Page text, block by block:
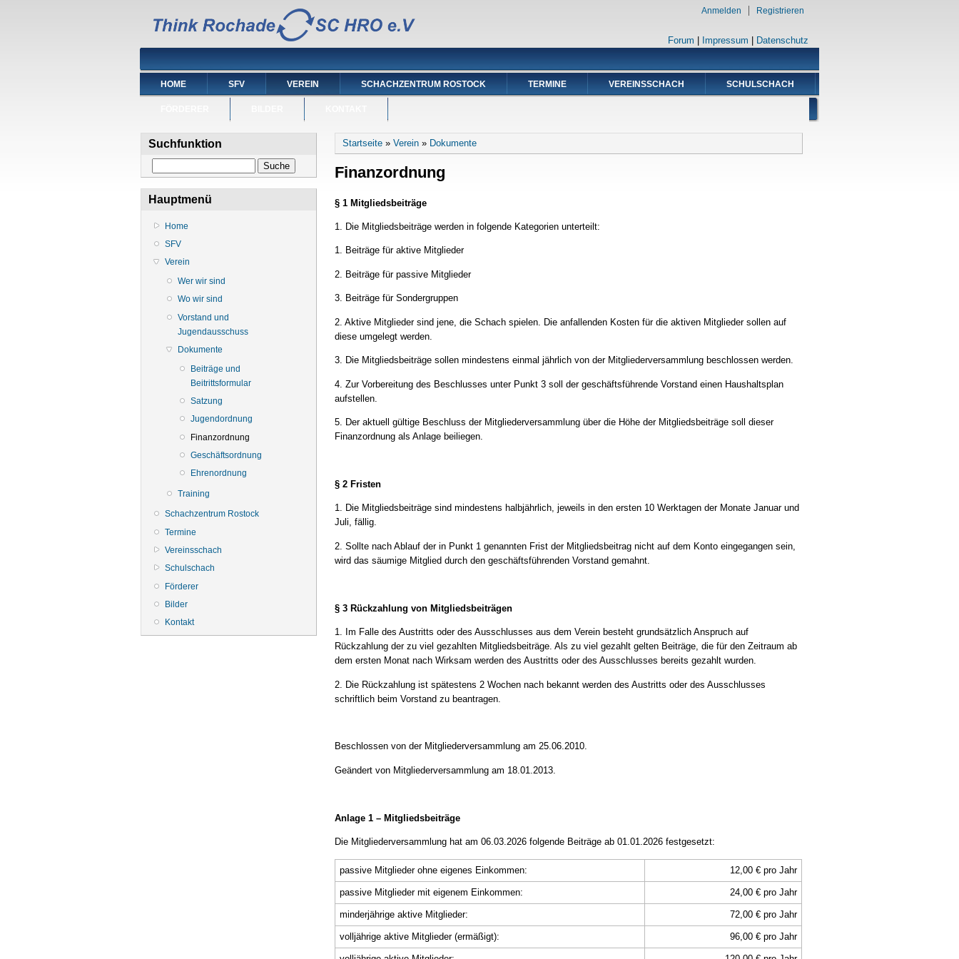
Forum Impressum Datenschutz
Anmelden Registrieren
HOME SFV VEREIN SCHACHZENTRUM ROSTOCK TERMINE VEREINSSCHACH SCHULSCHACH
Suchfunktion
Hauptmenü
Home
SFV
Verein
Wer wir sind
Wo wir sind
Vorstand und
Jugendausschuss
Dokumente
Beiträge und
Beitrittsformular
Satzung
Jugendordnung
Finanzordnung
Geschäftsordnung
Ehrenordnung
Training
Schachzentrum Rostock
Termine
Vereinsschach
Schulschach
Förderer
Bilder
Kontakt
Sie sind hier
Startseite » Verein » Dokumente
Finanzordnung
§ 1 Mitgliedsbeiträge
1. Die Mitgliedsbeiträge werden in folgende Kategorien unterteilt:
1. Beiträge für aktive Mitglieder
2. Beiträge für passive Mitglieder
3. Beiträge für Sondergruppen
2. Aktive Mitglieder sind jene, die Schach spielen. Die anfallenden Kosten für die aktiven Mitglieder sollen auf
diese umgelegt werden.
3. Die Mitgliedsbeiträge sollen mindestens einmal jährlich von der Mitgliederversammlung beschlossen werden.
4. Zur Vorbereitung des Beschlusses unter Punkt 3 soll der geschäftsführende Vorstand einen Haushaltsplan
aufstellen.
5. Der aktuell gültige Beschluss der Mitgliederversammlung über die Höhe der Mitgliedsbeiträge soll dieser
Finanzordnung als Anlage beiliegen.
§ 2 Fristen
1. Die Mitgliedsbeiträge sind mindestens halbjährlich, jeweils in den ersten 10 Werktagen der Monate Januar und
Juli, fällig.
2. Sollte nach Ablauf der in Punkt 1 genannten Frist der Mitgliedsbeitrag nicht auf dem Konto eingegangen sein,
wird das säumige Mitglied durch den geschäftsführenden Vorstand gemahnt.
§ 3 Rückzahlung von Mitgliedsbeiträgen
1. Im Falle des Austritts oder des Ausschlusses aus dem Verein besteht grundsätzlich Anspruch auf
Rückzahlung der zu viel gezahlten Mitgliedsbeiträge. Als zu viel gezahlt gelten Beiträge, die für den Zeitraum ab
dem ersten Monat nach Wirksam werden des Austritts oder des Ausschlusses bereits gezahlt wurden.
2. Die Rückzahlung ist spätestens 2 Wochen nach bekannt werden des Austritts oder des Ausschlusses
schriftlich beim Vorstand zu beantragen.
Beschlossen von der Mitgliederversammlung am 25.06.2010.
Geändert von Mitgliederversammlung am 18.01.2013.
Anlage 1 – Mitgliedsbeiträge
Die Mitgliederversammlung hat am 06.03.2026 folgende Beiträge ab 01.01.2026 festgesetzt:
passive Mitglieder ohne eigenes Einkommen: 12,00 € pro Jahr
passive Mitglieder mit eigenem Einkommen: 24,00 € pro Jahr
minderjährige aktive Mitglieder: 72,00 € pro Jahr
volljährige aktive Mitglieder (ermäßigt): 96,00 € pro Jahr